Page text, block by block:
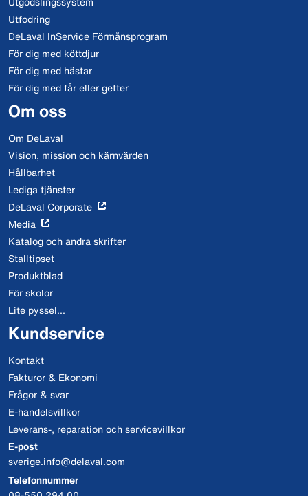
Utfodring
DeLaval InService Förmånsprogram
För dig med köttdjur
För dig med hästar
För dig med får eller getter
Om oss
Om DeLaval
Vision, mission och kärnvärden
Hållbarhet
Lediga tjänster
DeLaval Corporate
Media
Katalog och andra skrifter
Stalltipset
Produktblad
För skolor
Lite pyssel...
Kundservice
Kontakt
Fakturor & Ekonomi
Frågor & svar
E-handelsvillkor
Leverans-, reparation och servicevillkor
E-post
sverige.info@delaval.com
Telefonnummer